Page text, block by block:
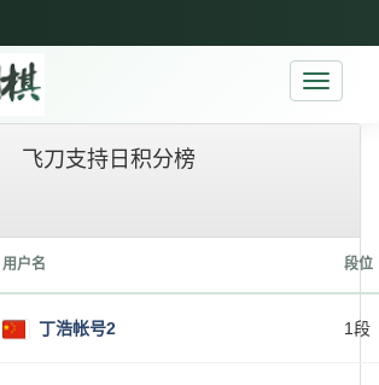
Toggle
飞刀支持日积分榜
用户名 段位
丁浩帐号2 1段